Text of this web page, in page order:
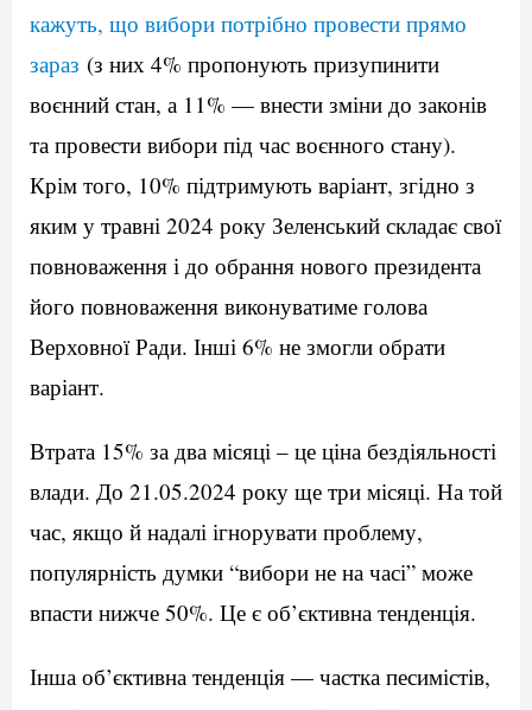
кажуть, що вибори потрібно провести прямо
зараз (з них 4% пропонують призупинити
воєнний стан, а 11% — внести зміни до законів
та провести вибори під час воєнного стану).
Крім того, 10% підтримують варіант, згідно з
яким у травні 2024 року Зеленський складає свої
повноваження і до обрання нового президента
його повноваження виконуватиме голова
Верховної Ради. Інші 6% не змогли обрати
варіант.
Втрата 15% за два місяці – це ціна бездіяльності
влади. До 21.05.2024 року ще три місяці. На той
час, якщо й надалі ігнорувати проблему,
популярність думки “вибори не на часі” може
впасти нижче 50%. Це є об’єктивна тенденція.
Інша об’єктивна тенденція — частка песимістів,